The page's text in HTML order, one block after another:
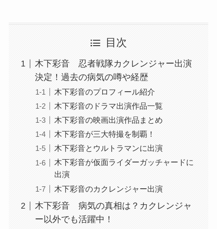
目次
木下彩音 忍者戦隊カクレンジャー出演
決定！過去の病気の噂や経歴
木下彩音のプロフィール紹介
木下彩音のドラマ出演作品一覧
木下彩音の映画出演作品まとめ
木下彩音が三大特撮を制覇！
木下彩音とウルトラマンに出演
木下彩音が仮面ライダーガッチャードに
出演
木下彩音のカクレンジャー出演
木下彩音 病気の真相は？カクレンジャ
ー以外でも活躍中！